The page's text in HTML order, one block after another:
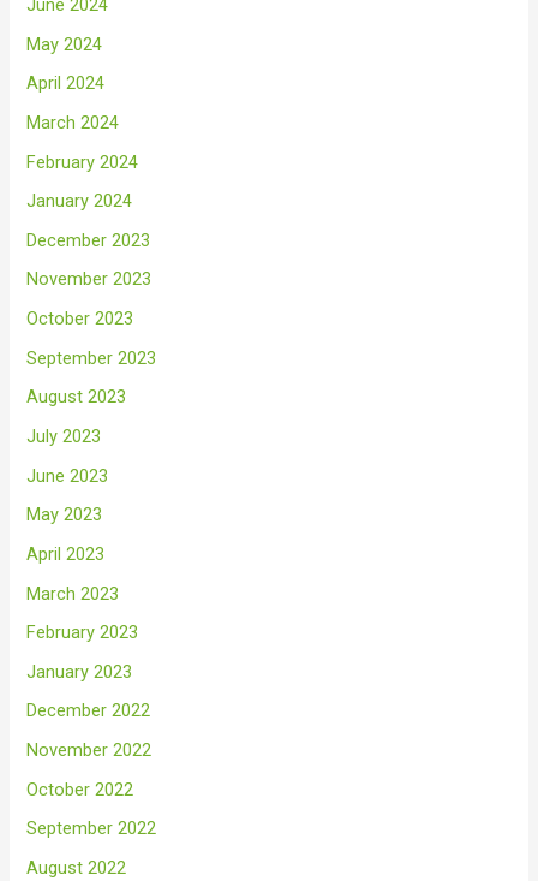
June 2024
May 2024
April 2024
March 2024
February 2024
January 2024
December 2023
November 2023
October 2023
September 2023
August 2023
July 2023
June 2023
May 2023
April 2023
March 2023
February 2023
January 2023
December 2022
November 2022
October 2022
September 2022
August 2022